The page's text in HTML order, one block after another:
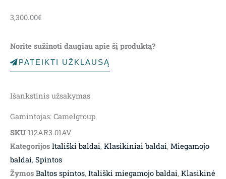
3,300.00€
Norite sužinoti daugiau apie šį produktą?
PATEIKTI UŽKLAUSĄ
Išankstinis užsakymas
Gamintojas: Camelgroup
SKU 112AR3.01AV
Kategorijos Itališki baldai, Klasikiniai baldai, Miegamojo
baldai, Spintos
Žymos Baltos spintos, Itališki miegamojo baldai, Klasikinė